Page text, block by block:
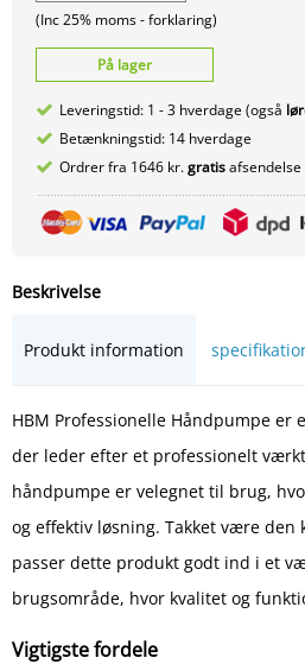
(Inc 25% moms -forklaring)
På lager
Leveringstid: 1 - 3 hverdage (også
Betænkningstid: 14 hverdage
Ordrer fra 1646 kr.gratisafsendelse
Beskrivelse
Produkt information
HBM Professionelle Håndpumpe er
der leder efter et professionelt
håndpumpe er velegnet til brug,
og effektiv løsning. Takket være
passer dette produkt godt ind i et
brugsområde, hvor kvalitet og
Vigtigste fordele